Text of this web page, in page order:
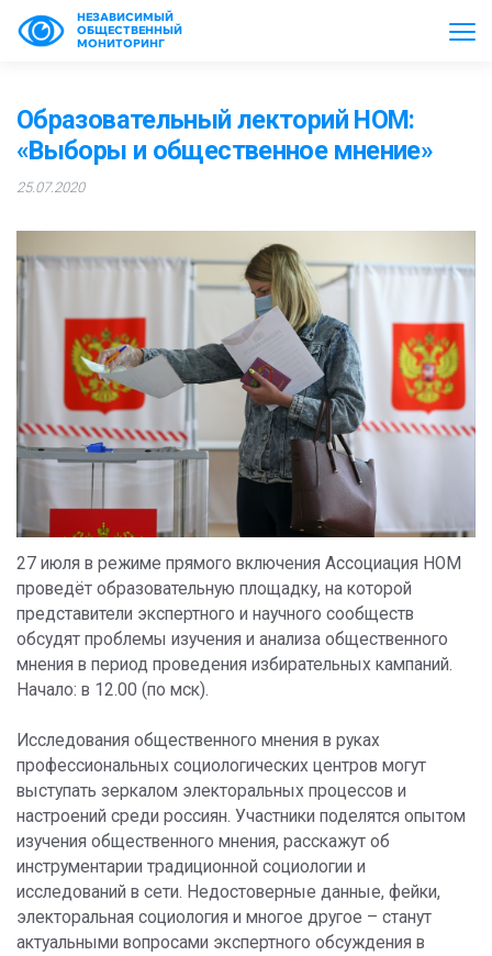
НЕЗАВИСИМЫЙ
ОБЩЕСТВЕННЫЙ
МОНИТОРИНГ
Образовательный лекторий НОМ:
«Выборы и общественное мнение»
25.07.2020
27 июля в режиме прямого включения Ассоциация НОМ
проведёт образовательную площадку, на которой
представители экспертного и научного сообществ
обсудят проблемы изучения и анализа общественного
мнения в период проведения избирательных кампаний.
Начало: в 12.00 (по мск).
Исследования общественного мнения в руках
профессиональных социологических центров могут
выступать зеркалом электоральных процессов и
настроений среди россиян. Участники поделятся опытом
изучения общественного мнения, расскажут об
инструментарии традиционной социологии и
исследований в сети. Недостоверные данные, фейки,
электоральная социология и многое другое – станут
актуальными вопросами экспертного обсуждения в